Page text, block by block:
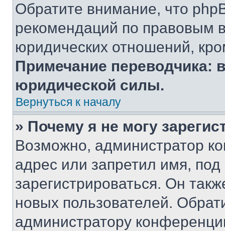
Обратите внимание, что
рекомендаций по правовым
юридических отношений,
Примечание переводчика:
юридической силы.
Вернуться к началу
» Почему я не могу
Возможно, администратор
адрес или запретил имя,
зарегистрироваться. Он
новых пользователей.
администратору